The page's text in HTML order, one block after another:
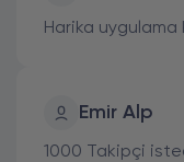
Harika uygulama
Emir Alp
1000 Takipçi